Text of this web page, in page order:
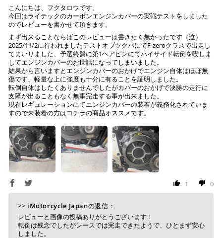
キャッシュレス決済
上記キャッシュレス決済アカウントからご希望のお支払
い方法をご選択頂き、クリックするだけで簡単に支払い
が完了します。
※ ご利用には事前にPayPay、Apple Payの利用登録が
必要です。
コンビニ決済(事前決済)
入金確認が取れ次第、商品を手配させて頂きます。
店内端末にて操作後、レジにてお支払いください。
こんにちは、フクタロウです。
今回はライテックのカーボンエンジンカバーの実戦テストをしました
のでレビューを書かせて頂きます。
まず出来ることならばこのレビューは書きたく無かったです（泣）
2025/11/2に行われましたテストオブツクバにてF-zeroクラスで出走し
てまいりました、予選終盤に第1ヘアピンにてハイサイド転倒を喫しま
してエンジンカバーのお世話になってしまいました。
結果から言いますとエンジンカバーのおかげでエンジン自体はほぼ無
傷です、軽量な上に強度も十分に有ることを証明しました。
転倒自体はしたくありませんでしたがカバーのおかげで決勝の走行に
支障が出ることもなく無事完走する事が出来ました。
現在レギュレーションにてエンジンカバーの装着が義務化されていま
すので未装着の方はコチラの商品オススメです。
1 0
>> iMotorcycle Japanの返信：
レビューと画像の投稿ありがとうございます！
転倒は残念でしたがレースでは完走できたようで、ひとまず安心
しました。